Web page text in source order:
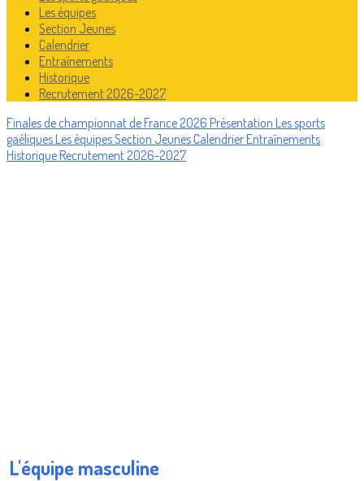
Les équipes
Section Jeunes
Calendrier
Entraînements
Historique
Recrutement 2026-2027
Finales de championnat de France 2026 Présentation Les sports
gaéliques Les équipesSection Jeunes Calendrier Entraînements
Historique Recrutement 2026-2027
L'équipe masculine